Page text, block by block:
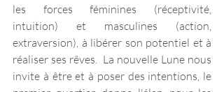
les forces féminines (réceptivité,
intuition) et masculines (action,
extraversion), à libérer son potentiel et à
réaliser ses rêves.  La nouvelle Lune nous
invite à être et à poser des intentions, le